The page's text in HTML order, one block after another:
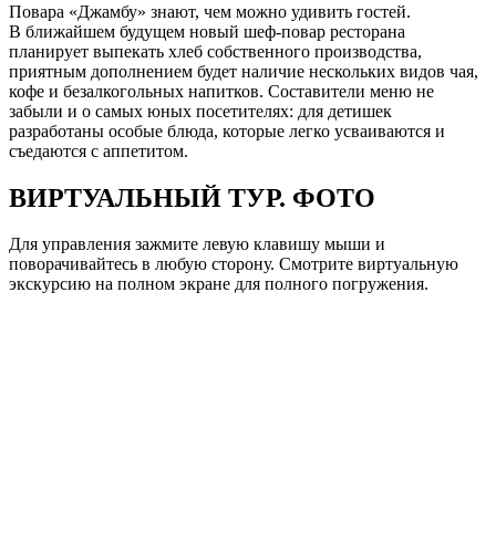
Повара «Джамбу» знают, чем можно удивить гостей.
В ближайшем будущем новый шеф-повар ресторана
планирует выпекать хлеб собственного производства,
приятным дополнением будет наличие нескольких видов чая,
кофе и безалкогольных напитков. Составители меню не
забыли и о самых юных посетителях: для детишек
разработаны особые блюда, которые легко усваиваются и
съедаются с аппетитом.
ВИРТУАЛЬНЫЙ ТУР. ФОТО
Для управления зажмите левую клавишу мыши и
поворачивайтесь в любую сторону. Смотрите виртуальную
экскурсию на полном экране для полного погружения.